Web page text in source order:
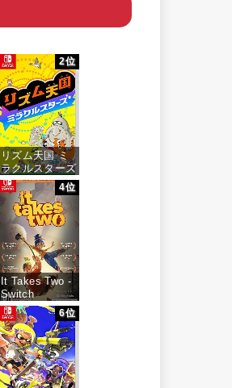
2位
リズム天国 ミ
ラクルスターズ
-Switch
価格：¥5,645
4位
It Takes Two -
Switch
価格：¥3,200
6位